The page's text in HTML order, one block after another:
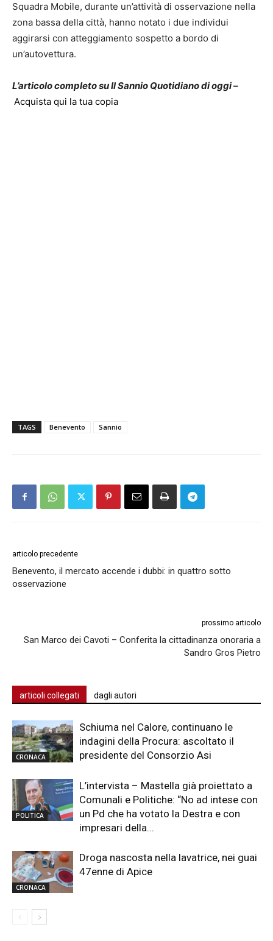
Squadra Mobile, durante un’attività di osservazione nella
zona bassa della città, hanno notato i due individui
aggirarsi con atteggiamento sospetto a bordo di
un’autovettura.
L’articolo completo su Il Sannio Quotidiano di oggi –
Acquista qui la tua copia
TAGS Benevento Sannio
articolo precedente
Benevento, il mercato accende i dubbi: in quattro sotto
osservazione
prossimo articolo
San Marco dei Cavoti – Conferita la cittadinanza onoraria a
Sandro Gros Pietro
articoli collegati dagli autori
CRONACA
Schiuma nel Calore, continuano le
indagini della Procura: ascoltato il
presidente del Consorzio Asi
POLITICA
L’intervista – Mastella già proiettato a
Comunali e Politiche: “No ad intese con
un Pd che ha votato la Destra e con
impresari della...
CRONACA
Droga nascosta nella lavatrice, nei guai
47enne di Apice